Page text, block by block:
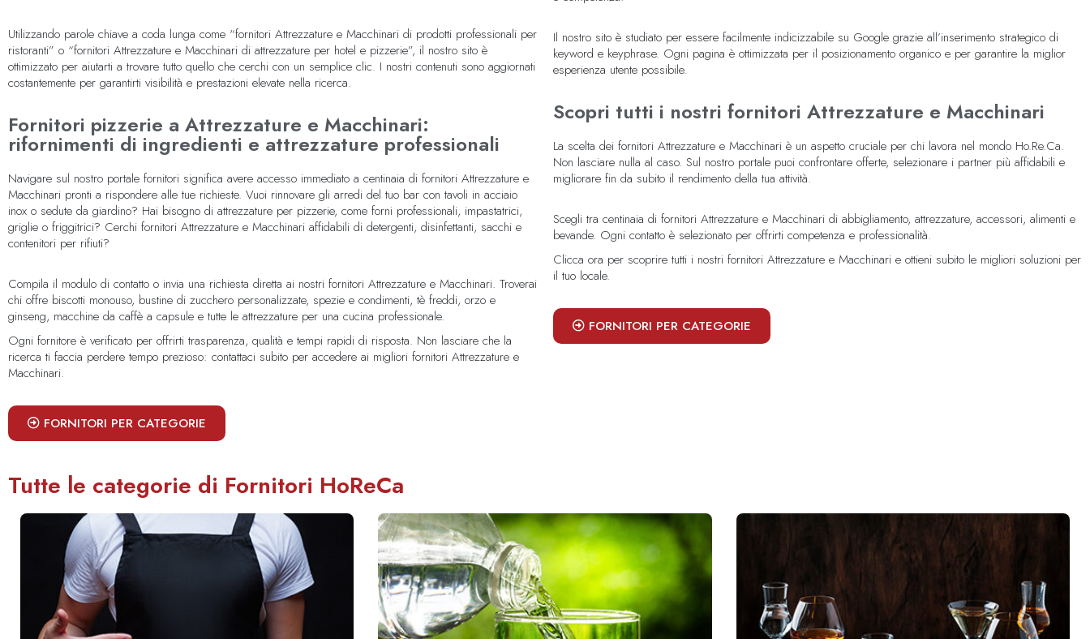
Utilizzando parole chiave a coda lunga come “fornitori Attrezzature e Macchinari di prodotti professionali per
ristoranti” o “fornitori Attrezzature e Macchinari di attrezzature per hotel e pizzerie”, il nostro sito è
ottimizzato per aiutarti a trovare tutto quello che cerchi con un semplice clic. I nostri contenuti sono aggiornati
costantemente per garantirti visibilità e prestazioni elevate nella ricerca.
Fornitori pizzerie a Attrezzature e Macchinari:
rifornimenti di ingredienti e attrezzature professionali
Navigare sul nostro portale fornitori significa avere accesso immediato a centinaia di fornitori Attrezzature e
Macchinari pronti a rispondere alle tue richieste. Vuoi rinnovare gli arredi del tuo bar con tavoli in acciaio
inox o sedute da giardino? Hai bisogno di attrezzature per pizzerie, come forni professionali, impastatrici,
griglie o friggitrici? Cerchi fornitori Attrezzature e Macchinari affidabili di detergenti, disinfettanti, sacchi e
contenitori per rifiuti?
Compila il modulo di contatto o invia una richiesta diretta ai nostri fornitori Attrezzature e Macchinari. Troverai
chi offre biscotti monouso, bustine di zucchero personalizzate, spezie e condimenti, tè freddi, orzo e
ginseng, macchine da caffè a capsule e tutte le attrezzature per una cucina professionale.
Ogni fornitore è verificato per offrirti trasparenza, qualità e tempi rapidi di risposta. Non lasciare che la
ricerca ti faccia perdere tempo prezioso: contattaci subito per accedere ai migliori fornitori Attrezzature e
Macchinari.
FORNITORI PER CATEGORIE
Il nostro sito è studiato per essere facilmente indicizzabile su Google grazie all’inserimento strategico di
keyword e keyphrase. Ogni pagina è ottimizzata per il posizionamento organico e per garantire la miglior
esperienza utente possibile.
Scopri tutti i nostri fornitori Attrezzature e Macchinari
La scelta dei fornitori Attrezzature e Macchinari è un aspetto cruciale per chi lavora nel mondo Ho.Re.Ca.
Non lasciare nulla al caso. Sul nostro portale puoi confrontare offerte, selezionare i partner più affidabili e
migliorare fin da subito il rendimento della tua attività.
Scegli tra centinaia di fornitori Attrezzature e Macchinari di abbigliamento, attrezzature, accessori, alimenti e
bevande. Ogni contatto è selezionato per offrirti competenza e professionalità.
Clicca ora per scoprire tutti i nostri fornitori Attrezzature e Macchinari e ottieni subito le migliori soluzioni per
il tuo locale.
FORNITORI PER CATEGORIE
Tutte le categorie di Fornitori HoReCa